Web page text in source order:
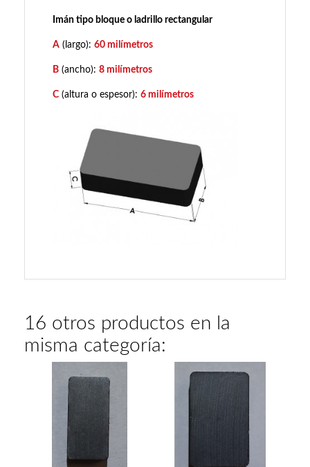
Imán tipo bloque o ladrillo rectangular
A (largo): 60 milímetros
B (ancho): 8 milímetros
C (altura o espesor): 6 milímetros
16 otros productos en la
misma categoría: